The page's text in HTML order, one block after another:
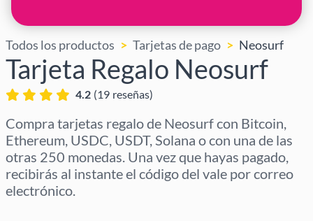
Todos los productos Tarjetas de pago Neosurf
Tarjeta Regalo Neosurf
4.2 (19 reseñas)
Compra tarjetas regalo de Neosurf con Bitcoin,
Ethereum, USDC, USDT, Solana o con una de las
otras 250 monedas. Una vez que hayas pagado,
recibirás al instante el código del vale por correo
electrónico.